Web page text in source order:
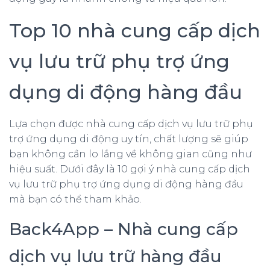
Top 10 nhà cung cấp dịch
vụ lưu trữ phụ trợ ứng
dụng di động hàng đầu
Lựa chọn được nhà cung cấp dịch vụ lưu trữ phụ
trợ ứng dụng di động uy tín, chất lượng sẽ giúp
bạn không cần lo lắng về không gian cũng như
hiệu suất. Dưới đây là 10 gợi ý nhà cung cấp dịch
vụ lưu trữ phụ trợ ứng dụng di động hàng đầu
mà bạn có thể tham khảo.
Back4App – Nhà cung cấp
dịch vụ lưu trữ hàng đầu